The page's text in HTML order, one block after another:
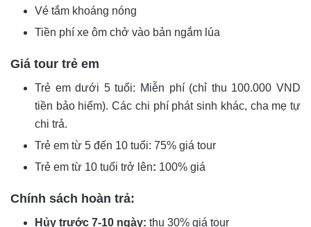
Vé tắm khoáng nóng
Tiền phí xe ôm chở vào bản ngắm lúa
Giá tour trẻ em
Trẻ em dưới 5 tuổi: Miễn phí (chỉ thu 100.000 VND
tiền bảo hiểm). Các chi phí phát sinh khác, cha mẹ tự
chi trả.
Trẻ em từ 5 đến 10 tuổi: 75% giá tour
Trẻ em từ 10 tuổi trở lên: 100% giá
Chính sách hoàn trả:
Hủy trước 7-10 ngày: thu 30% giá tour